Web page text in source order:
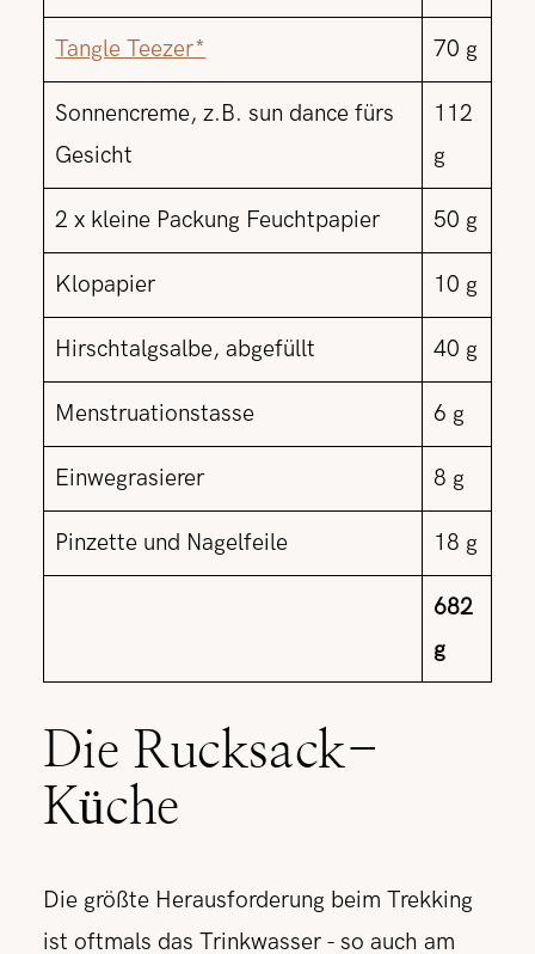
Tangle Teezer* 70 g
Sonnencreme, z.B. sun dance fürs
Gesicht
112
g
2 x kleine Packung Feuchtpapier 50 g
Klopapier 10 g
Hirschtalgsalbe, abgefüllt 40 g
Menstruationstasse 6 g
Einwegrasierer 8 g
Pinzette und Nagelfeile 18 g
682
g
Die Rucksack-
Küche
Die größte Herausforderung beim Trekking
ist oftmals das Trinkwasser - so auch am